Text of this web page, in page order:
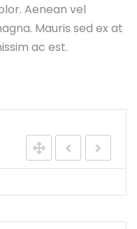
Aenean vel
Mauris sed ex at
ac est.